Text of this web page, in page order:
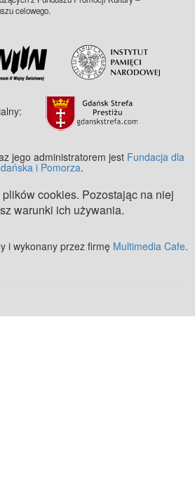
celowego.
jego administratorem jest Fundacja dla
i Pomorza.
cookies. Pozostając na niej
warunki ich używania.
i wykonany przez firmę Multimedia Cafe.